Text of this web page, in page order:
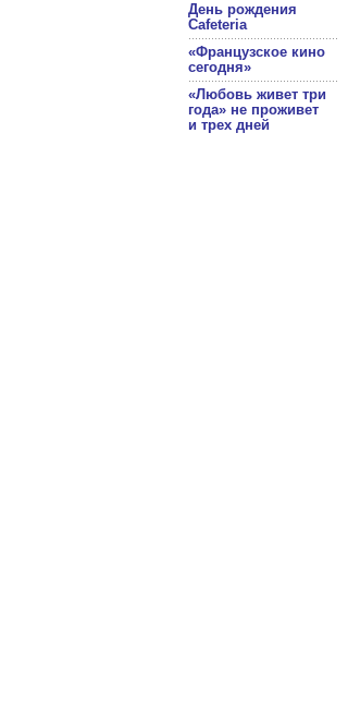
День рождения
Cafeteria
«Французское кино
сегодня»
«Любовь живет три
года» не проживет
и трех дней